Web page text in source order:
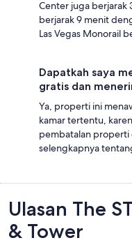
Center juga berjarak
berjarak 9 menit
Las Vegas Monorail
Dapatkah saya
gratis dan
Ya, properti ini
kamar tertentu,
pembatalan properti
selengkapnya
Ulasan
Ulasan The
& Tower